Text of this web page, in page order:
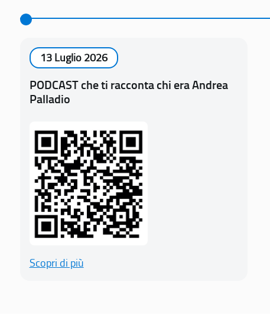
13 Luglio 2026
PODCAST che ti racconta chi era Andrea
Palladio
Scopri di più